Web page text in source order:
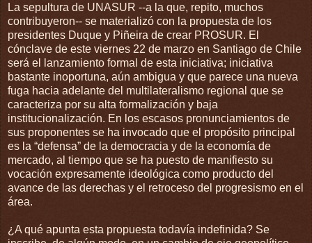
La sepultura de UNASUR --a la que, repito, muchos
contribuyeron-- se materializó con la propuesta de los
presidentes Duque y Piñeira de crear PROSUR. El
cónclave de este viernes 22 de marzo en Santiago de Chile
será el lanzamiento formal de esta iniciativa; iniciativa
bastante inoportuna, aún ambigua y que parece una nueva
fuga hacia adelante del multilateralismo regional que se
caracteriza por su alta formalización y baja
institucionalización. En los escasos pronunciamientos de
sus proponentes se ha invocado que el propósito principal
es la “defensa” de la democracia y de la economía de
mercado, al tiempo que se ha puesto de manifiesto su
vocación expresamente ideológica como producto del
avance de las derechas y el retroceso del progresismo en el
área.
¿A qué apunta esta propuesta todavía indefinida? Se